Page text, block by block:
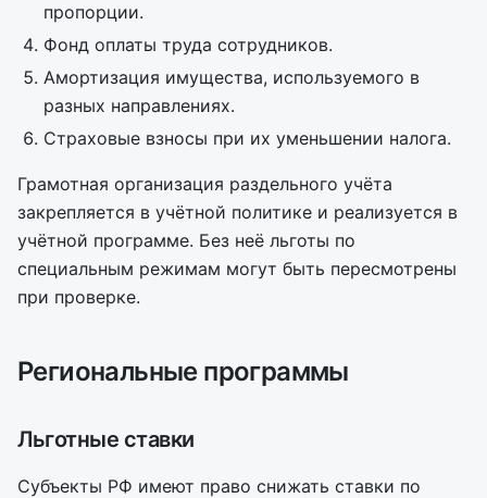
пропорции.
Фонд оплаты труда сотрудников.
Амортизация имущества, используемого в
разных направлениях.
Страховые взносы при их уменьшении налога.
Грамотная организация раздельного учёта
закрепляется в учётной политике и реализуется в
учётной программе. Без неё льготы по
специальным режимам могут быть пересмотрены
при проверке.
Региональные программы
Льготные ставки
Субъекты РФ имеют право снижать ставки по